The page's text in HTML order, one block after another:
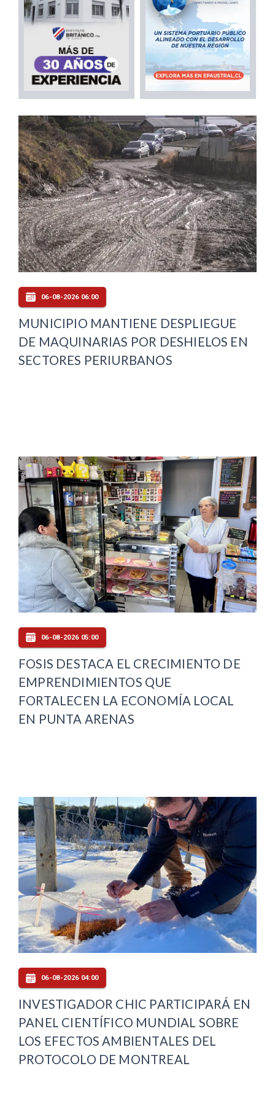
06-08-2026 06:00
MUNICIPIO MANTIENE DESPLIEGUE
DE MAQUINARIAS POR DESHIELOS EN
SECTORES PERIURBANOS
06-08-2026 05:00
FOSIS DESTACA EL CRECIMIENTO DE
EMPRENDIMIENTOS QUE
FORTALECEN LA ECONOMÍA LOCAL
EN PUNTA ARENAS
06-08-2026 04:00
INVESTIGADOR CHIC PARTICIPARÁ EN
PANEL CIENTÍFICO MUNDIAL SOBRE
LOS EFECTOS AMBIENTALES DEL
PROTOCOLO DE MONTREAL